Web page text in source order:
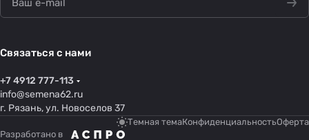
Связаться с нами
+7 4912 777-113
info@semena62.ru
г. Рязань, ул. Новоселов 37
Темная темаКонфиденциальностьОферта
Разработано в